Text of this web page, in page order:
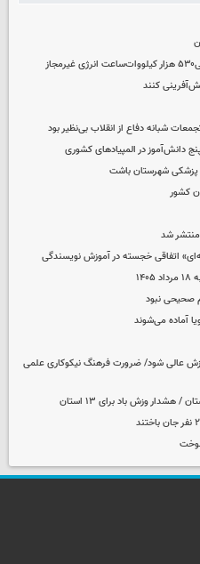
کنند
شبانه دفاع از انقلاب بی‌نظیر بود
دانش‌آموز در المپیادهای کشوری
پزشکی شهرستان باشت
کشور
شد
اتفاقی خجسته در آموزش نویسندگی
صحیحی نبود
عالی شود/ ضرورت فرهنگ نیکوکاری علمی